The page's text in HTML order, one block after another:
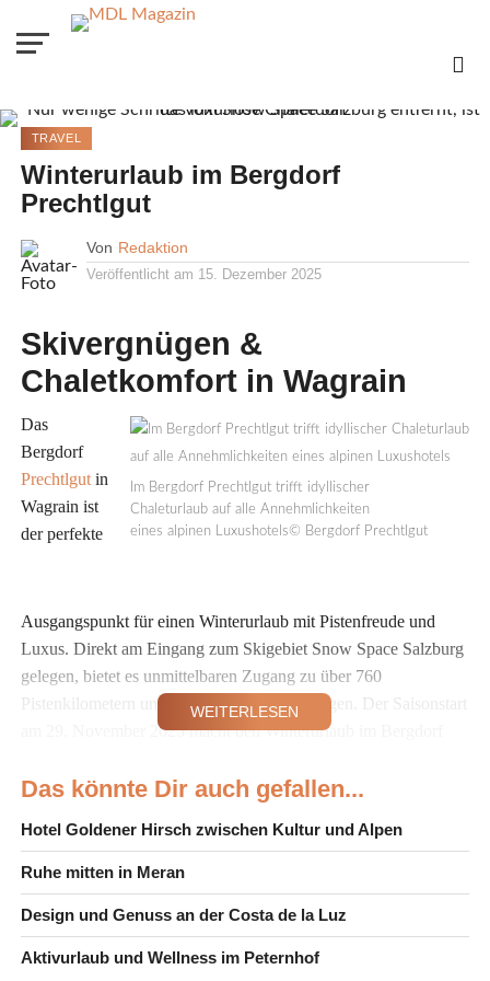
TRAVEL
Winterurlaub im Bergdorf
Prechtlgut
Von Redaktion
Veröffentlicht am 15. Dezember 2025
Skivergnügen &
Chaletkomfort in Wagrain
Im Bergdorf Prechtlgut trifft idyllischer
Chaleturlaub auf alle Annehmlichkeiten
eines alpinen Luxushotels© Bergdorf Prechtlgut
Das
Bergdorf
Prechtlgutin
Wagrain ist
der perfekte
Ausgangspunkt für einen Winterurlaub mit Pistenfreude und
Luxus. Direkt am Eingang zum Skigebiet Snow Space Salzburg
gelegen, bietet es unmittelbaren Zugang zu über 760
Pistenkilometern und 270 modernen Liftanlagen. Der Saisonstart
am 29. November 2025 macht den Winterurlaub im Bergdorf
Frühe Pisten, heiße Füße: Der
perfekte Start in den Tag
Wer die besten Pistenbedingungen genießen will, startet früh.
Mit dem Early Bird Skiing ab 8 Uhr an der Grafenbergbahn sind
die Hänge noch unberührt. Im Bergdorf Prechtlgut wartet ein
beheiztes Skischuhdepot – kalte Füße gehören der
WEITERLESEN
Das könnte Dir auch gefallen...
Hotel Goldener Hirsch zwischen Kultur und Alpen
Ruhe mitten in Meran
Design und Genuss an der Costa de la Luz
Aktivurlaub und Wellness im Peternhof